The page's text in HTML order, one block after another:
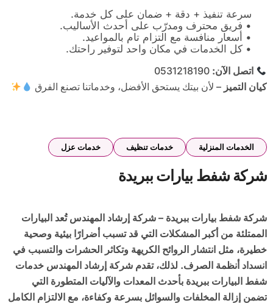
سرعة تنفيذ + دقة + ضمان على كل خدمة.
• فريق محترف ومدرّب على أحدث الأساليب.
• أسعار منافسة مع التزام تام بالمواعيد.
• كل الخدمات في مكان واحد لتوفير راحتك.
اتصل الآن:
كيان التميز – لأن بيتك يستحق الأفضل، وخدماتنا تصنع الفرق
الخدمات المنزلية خدمات تنظيف خدمات عزل
شركة شفط بيارات ببريدة
شركة شفط بيارات ببريدة – شركة إرشاد المهندس تُعد البيارات
الممتلئة من أكبر المشكلات التي قد تسبب أضرارًا بيئية وصحية
خطيرة، مثل انتشار الروائح الكريهة وتكاثر الحشرات والتسبب في
انسداد أنظمة الصرف. لذلك، تقدم شركة إرشاد المهندس خدمات
شفط البيارات ببريدة بأحدث المعدات والآليات المتطورة التي
تضمن إزالة المخلفات والسوائل بسرعة وكفاءة، مع الالتزام الكامل